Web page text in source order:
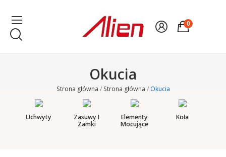
0
Okucia
Strona główna Strona główna Okucia
Uchwyty
Zasuwy I
Zamki
Elementy
Mocujące
Koła